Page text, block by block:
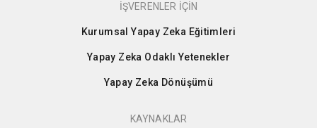
İŞVERENLER İÇİN
Kurumsal Yapay Zeka Eğitimleri
Yapay Zeka Odaklı Yetenekler
Yapay Zeka Dönüşümü
KAYNAKLAR